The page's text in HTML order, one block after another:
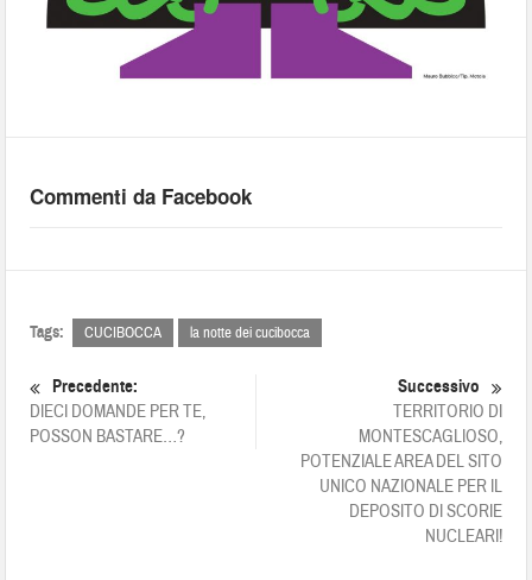
Commenti da Facebook
Tags: CUCIBOCCA la notte dei cucibocca
Precedente:
DIECI DOMANDE PER TE,
POSSON BASTARE…?
Successivo
TERRITORIO DI
MONTESCAGLIOSO,
POTENZIALE AREA DEL SITO
UNICO NAZIONALE PER IL
DEPOSITO DI SCORIE
NUCLEARI!